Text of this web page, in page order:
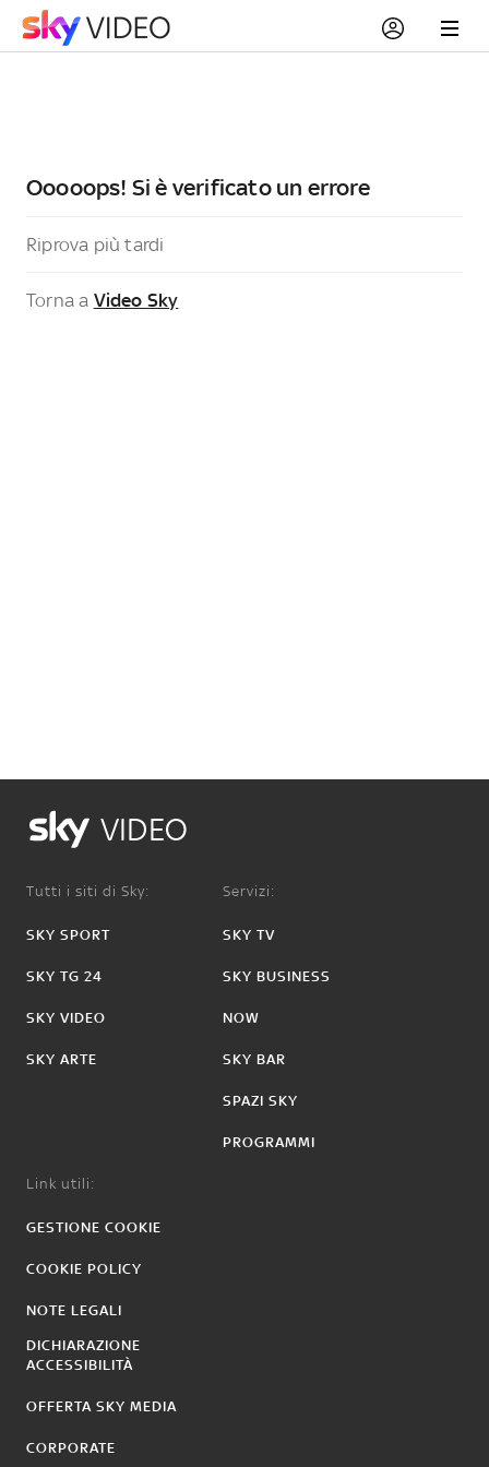
Ooooops! Si è verificato un errore
Riprova più tardi
Torna a Video Sky
VIDEO
Tutti i siti di Sky:
SKY SPORT
SKY TG 24
SKY VIDEO
SKY ARTE
Servizi:
SKY TV
SKY BUSINESS
NOW
SKY BAR
SPAZI SKY
PROGRAMMI
Link utili:
GESTIONE COOKIE
COOKIE POLICY
NOTE LEGALI
DICHIARAZIONE
ACCESSIBILITÀ
OFFERTA SKY MEDIA
CORPORATE